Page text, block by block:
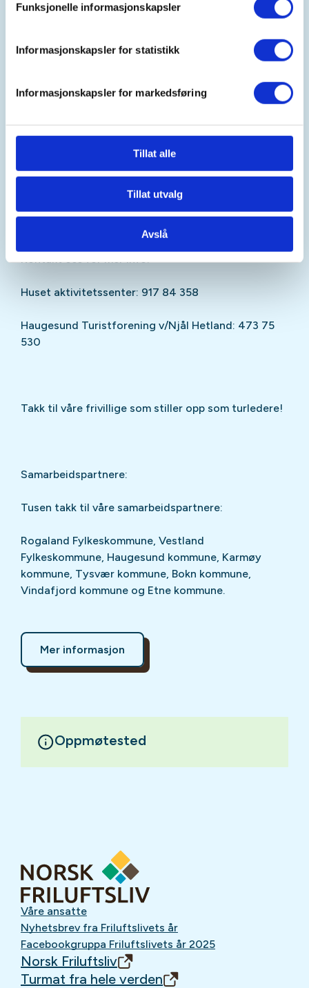
Funksjonelle informasjonskapsler
Informasjonskapsler for statistikk
Informasjonskapsler for markedsføring
Tillat alle
Tillat utvalg
Avslå
Praktisk informasjon:
Oppmøte: Stemmen (ved toalettbygget) kl. 12.00
Buss: Nr. 202 fra sentrum/Flotmyr til Steinerskolen.
Gå til p-plassen, ta trappene ned til undergangen
og fortsett over demningen, der finner du oss!
Huset aktivitetssenter: 917 84 358
Haugesund Turistforening v/Njål Hetland: 473 75
530
Takk til våre frivillige som stiller opp som turledere!
Samarbeidspartnere:
Tusen takk til våre samarbeidspartnere:
Rogaland Fylkeskommune, Vestland
Fylkeskommune, Haugesund kommune, Karmøy
kommune, Tysvær kommune, Bokn kommune,
Vindafjord kommune og Etne kommune.
Mer informasjon
Oppmøtested
Våre ansatte
Nyhetsbrev fra Friluftslivets år
Facebookgruppa Friluftslivets år 2025
Norsk Friluftsliv
Turmat fra hele verden